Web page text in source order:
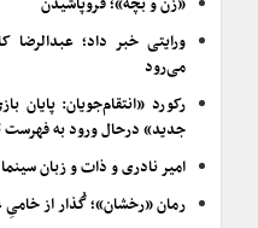
«زن و بچه»؛ فروپاشیدن
ورایتی خبر داد؛
می‌رود
رکورد «انتقام‌جویان:
جدید» درحال ورود به
امیر نادری و ذات و زبان سینما
رمان «رخشان»؛ گُذار از